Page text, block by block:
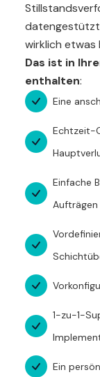
wirklich etwas
Das ist in
enthalten:
Eine
Echtzeit-
Einfache
1-zu-1-
Ein